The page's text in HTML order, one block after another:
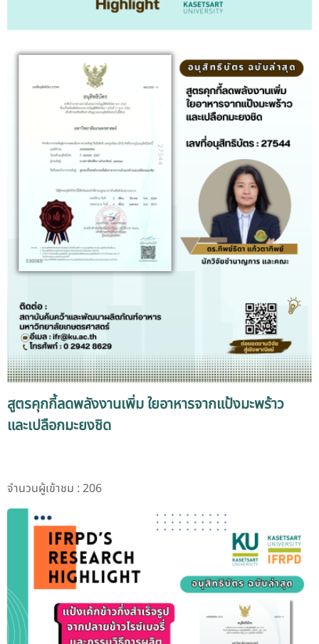
สูตรคุกกี้ลดพลังงานเพิ่ม ใยอาหารจากแป้งมะพร้าว
และเปลือกมะยงชิด
จำนวนผู้เข้าชม : 206